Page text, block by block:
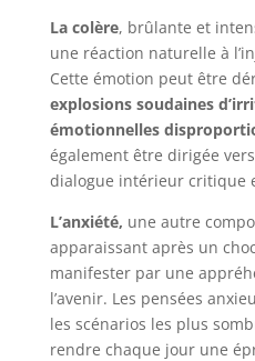
La colère, brûlante et
une réaction naturelle à
Cette émotion peut être
explosions soudaines
émotionnelles
également être dirigée
dialogue intérieur critique
L’anxiété, une autre
apparaissant après un
manifester par une
l’avenir. Les pensées
les scénarios les plus
rendre chaque jour une